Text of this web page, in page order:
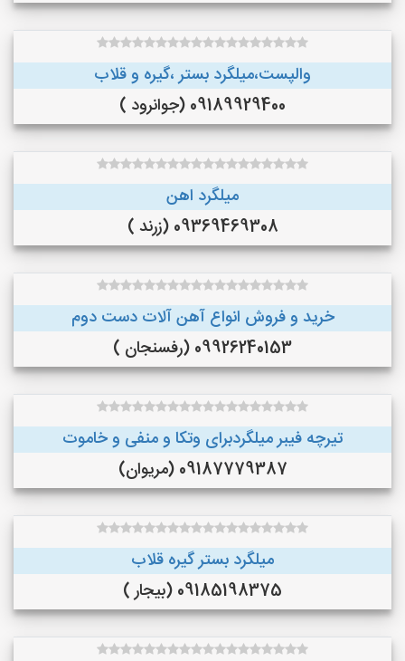
والپست،میلگرد بستر ،گیره و قلاب
09189929400 (جوانرود )
میلگرد اهن
09369469308 (زرند )
خرید و فروش انواع آهن آلات دست دوم
09926240153 (رفسنجان )
تیرچه فیبر میلگردبرای وتکا و منفی و خاموت
09187779387 (مریوان)
میلگرد بستر گیره قلاب
09185198375 (بیجار )